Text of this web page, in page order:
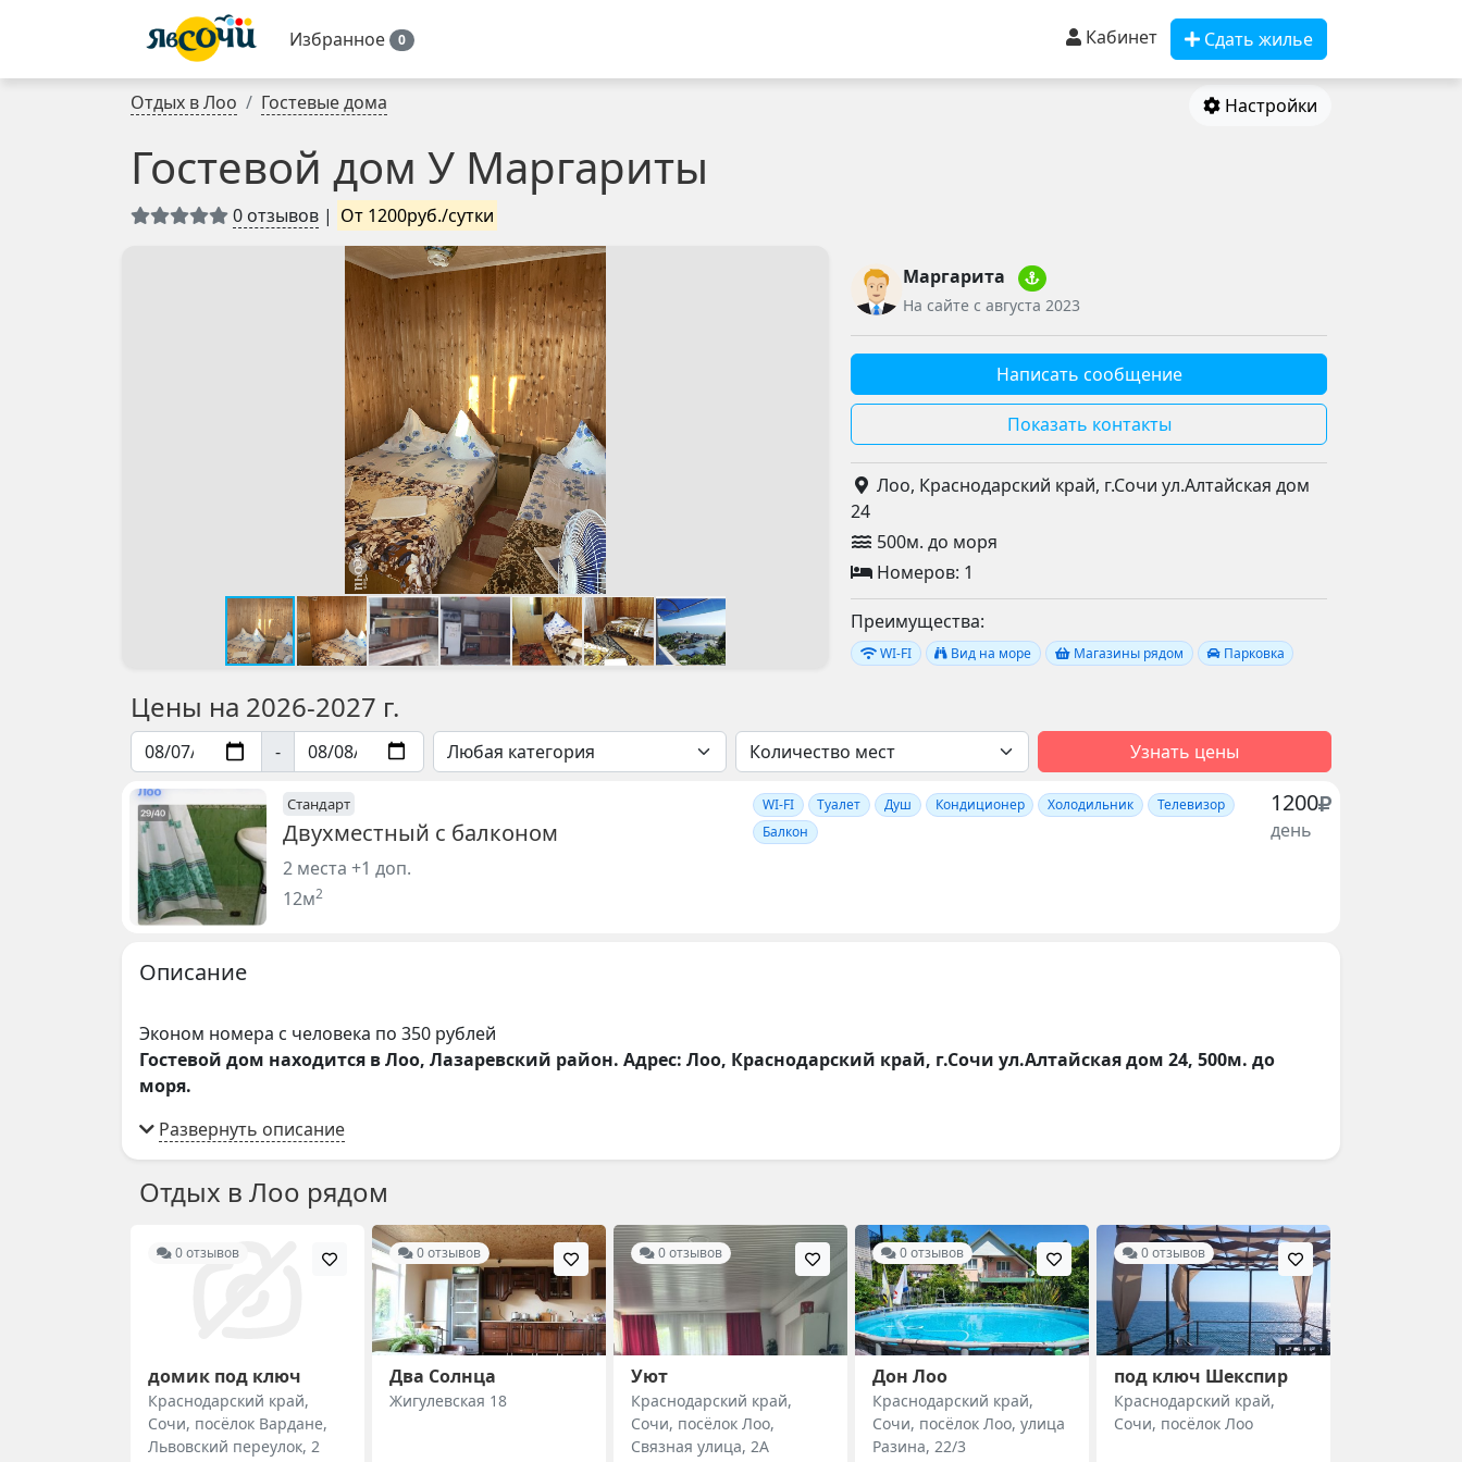
Избранное 0 Кабинет Сдать жилье
Отдых в Лоо Гостевые дома Настройки
Гостевой дом У Маргариты
0 отзывов | От 1200руб./сутки
Маргарита
На сайте с августа 2023
Написать сообщение
Показать контакты
Лоо, Краснодарский край, г.Сочи ул.Алтайская дом
24
500м. до моря
Номеров: 1
Преимущества:
WI-FI Вид на море Магазины рядом Парковка
Цены на 2026-2027 г.
- Узнать цены
Стандарт
Двухместный с балконом
2 места +1 доп.
12м2
WI-FI Туалет Душ Кондиционер Холодильник
Телевизор
Балкон
1200
день
Описание
Эконом номера с человека по 350 рублей
Гостевой дом находится в Лоо, Лазаревский район. Адрес: Лоо, Краснодарский край, г.Сочи ул.Алтайская дом 24, 500м. до
моря.
Отдых в Лоо рядом
0 отзывов
домик под ключ
Краснодарский край,
Сочи, посёлок Вардане,
Львовский переулок, 2
0 отзывов
Два Солнца
Жигулевская 18
0 отзывов
Уют
Краснодарский край,
Сочи, посёлок Лоо,
Связная улица, 2А
0 отзывов
Дон Лоо
Краснодарский край,
Сочи, посёлок Лоо, улица
Разина, 22/3
0 отзывов
под ключ Шекспир
Краснодарский край,
Сочи, посёлок Лоо